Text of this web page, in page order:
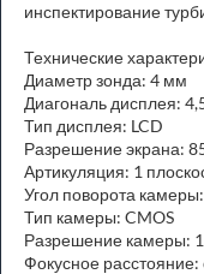
инспектирование
Технические
Диаметр зонда: 4 мм
Диагональ дисплея:
Тип дисплея: LCD
Разрешение экрана:
Артикуляция: 1
Угол поворота
Тип камеры: CMOS
Разрешение камеры:
Фокусное расстояние: